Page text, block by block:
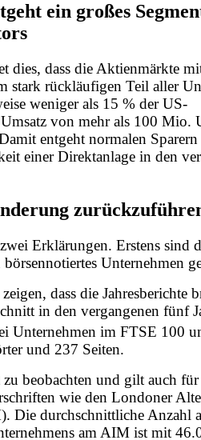
ein großes
dies, dass die Aktienmärkte
stark rückläufigen Teil aller
weniger als 15 % der US-
von mehr als 100 Mio.
entgeht normalen Sparern
einer Direktanlage in den
Erklärungen. Erstens sind
Unternehmen
dass die Jahresberichte
in den vergangenen fünf
Unternehmen im FTSE 100
und 237 Seiten.
beobachten und gilt auch
wie den Londoner
Die durchschnittliche Anzahl
am AIM ist mit